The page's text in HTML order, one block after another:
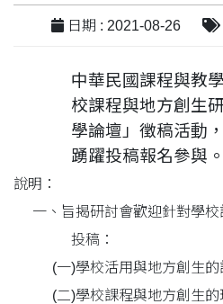
日期 : 2021-08-26
中華民國課程與教
校課程與地方創生
學論壇」徵稿活動
踴躍投稿報名參與。
說明：
一、 旨揭研討會歡迎針對學
投稿：
(一)學校活用與地方創生的
(二)學校課程與地方創生的